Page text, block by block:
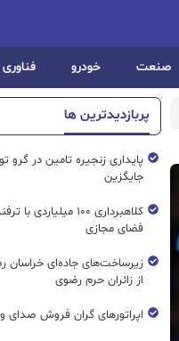
صنعت خودرو فناوری
پربازدیدترین ها
پایداری زنجیره تامین در گرو
جایگزین
کلاهبرداری ۱۰۰
فضای مجازی
زیرساخت‌های جاده‌ای خراسان
از زائران حرم رضوی
اپراتورهای گران فروش صدای